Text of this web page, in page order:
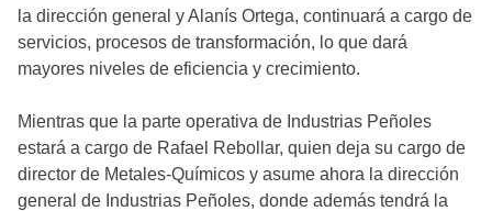
la dirección general y Alanís Ortega, continuará a cargo de
servicios, procesos de transformación, lo que dará
mayores niveles de eficiencia y crecimiento.
Mientras que la parte operativa de Industrias Peñoles
estará a cargo de Rafael Rebollar, quien deja su cargo de
director de Metales-Químicos y asume ahora la dirección
general de Industrias Peñoles, donde además tendrá la